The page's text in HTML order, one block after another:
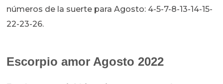
números de la suerte para Agosto: 4-5-7-8-13-14-15-
22-23-26.
Escorpio amor Agosto 2022